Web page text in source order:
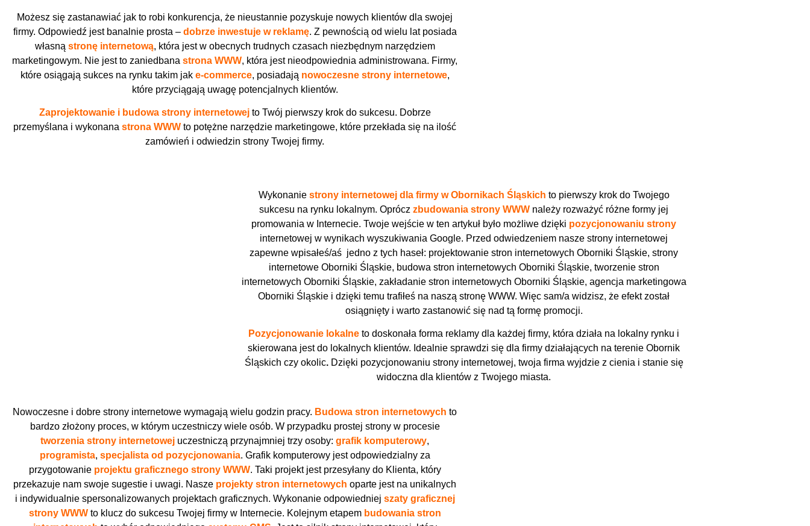
Możesz się zastanawiać jak to robi konkurencja, że nieustannie pozyskuje nowych klientów dla swojej
firmy. Odpowiedź jest banalnie prosta – dobrze inwestuje w reklamę. Z pewnością od wielu lat posiada
własną stronę internetową, która jest w obecnych trudnych czasach niezbędnym narzędziem
marketingowym. Nie jest to zaniedbanastrona WWW, która jest nieodpowiednia administrowana. Firmy,
które osiągają sukces na rynku takim jak e-commerce, posiadają nowoczesne strony internetowe,
które przyciągają uwagę potencjalnych klientów.
Zaprojektowanie i budowa strony internetowejto Twój pierwszy krok do sukcesu. Dobrze
przemyślana i wykonanastrona WWW to potężne narzędzie marketingowe, które przekłada się na ilość
zamówień i odwiedzin strony Twojej firmy.
Wykonanie strony internetowej dla firmy w Obornikach Śląskich to pierwszy krok do Twojego
sukcesu na rynku lokalnym. Opróczzbudowania strony WWW należy rozważyć różne formy jej
promowania w Internecie. Twoje wejście w ten artykuł było możliwe dzięki pozycjonowaniu strony
internetowej w wynikach wyszukiwania Google. Przed odwiedzeniem nasze strony internetowej
zapewne wpisałeś/aś jedno z tych haseł: projektowanie stron internetowych Oborniki Śląskie, strony
internetowe Oborniki Śląskie, budowa stron internetowych Oborniki Śląskie, tworzenie stron
internetowych Oborniki Śląskie, zakładanie stron internetowych Oborniki Śląskie, agencja marketingowa
Oborniki Śląskie i dzięki temu trafiłeś na naszą stronę WWW. Więc sam/a widzisz, że efekt został
osiągnięty i warto zastanowić się nad tą formę promocji.
Pozycjonowanie lokalne to doskonała forma reklamy dla każdej firmy, która działa na lokalny rynku i
skierowana jest do lokalnych klientów. Idealnie sprawdzi się dla firmy działających na terenie Obornik
Śląskich czy okolic. Dzięki pozycjonowaniu strony internetowej, twoja firma wyjdzie z cienia i stanie się
widoczna dla klientów z Twojego miasta.
Nowoczesne i dobre strony internetowe wymagają wielu godzin pracy. Budowa stron internetowych to
bardzo złożony proces, w którym uczestniczy wiele osób. W przypadku prostej strony w procesie
tworzenia strony internetowej uczestniczą przynajmniej trzy osoby:grafik komputerowy,
programista, specjalista od pozycjonowania. Grafik komputerowy jest odpowiedzialny za
przygotowanie projektu graficznego strony WWW. Taki projekt jest przesyłany do Klienta, który
przekazuje nam swoje sugestie i uwagi. Nasze projekty stron internetowych oparte jest na unikalnych
i indywidualnie spersonalizowanych projektach graficznych. Wykonanie odpowiedniej szaty graficznej
strony WWWto klucz do sukcesu Twojej firmy w Internecie. Kolejnym etapem budowania stron